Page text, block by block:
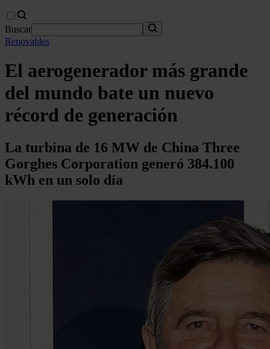
Buscar
Renovables
El aerogenerador más grande
del mundo bate un nuevo
récord de generación
La turbina de 16 MW de China Three
Gorghes Corporation generó 384.100
kWh en un solo día